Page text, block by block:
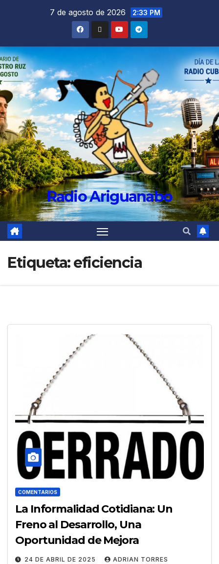
7 de agosto de 2026 2:33 PM
Radio Ariguanabo
Etiqueta:eficiencia
COMENTARIOS
La Informalidad Cotidiana: Un
Freno al Desarrollo, Una
Oportunidad de Mejora
24 DE ABRIL DE 2025 ADRIAN TORRES